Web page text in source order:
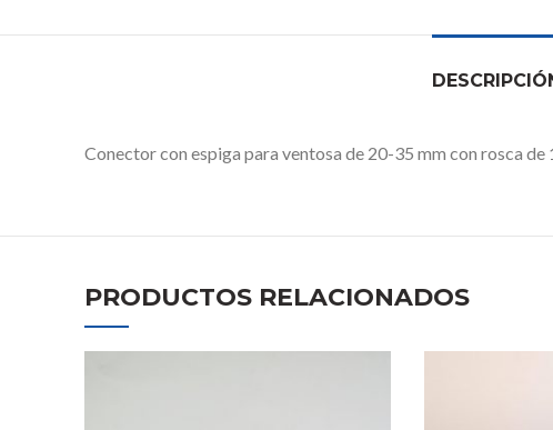
Conector con espiga para ventosa de 20-35 mm con rosca de
PRODUCTOS RELACIONADOS